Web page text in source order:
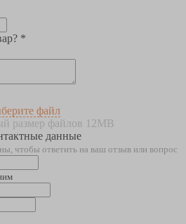
*
файл
размер файлов 12MB
данные
чтобы ответить на ваш отзыв или вопрос